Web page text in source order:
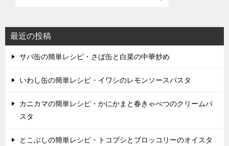
最近の投稿
サバ缶の簡単レシピ・さば缶と白菜の中華炒め
いわし缶の簡単レシピ・イワシのレモンソースパスタ
カニカマの簡単レシピ・かにかまと春きゃべつのクリームパ
スタ
とこぶしの簡単レシピ・トコブシとブロッコリーのオイスタ